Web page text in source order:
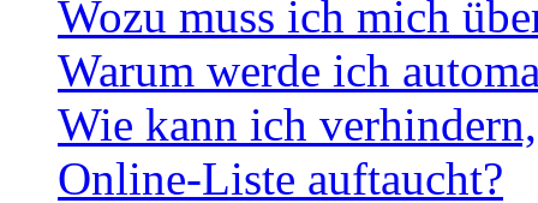
Wozu muss ich mich
Warum werde ich
Wie kann ich
Online-Liste auftaucht?